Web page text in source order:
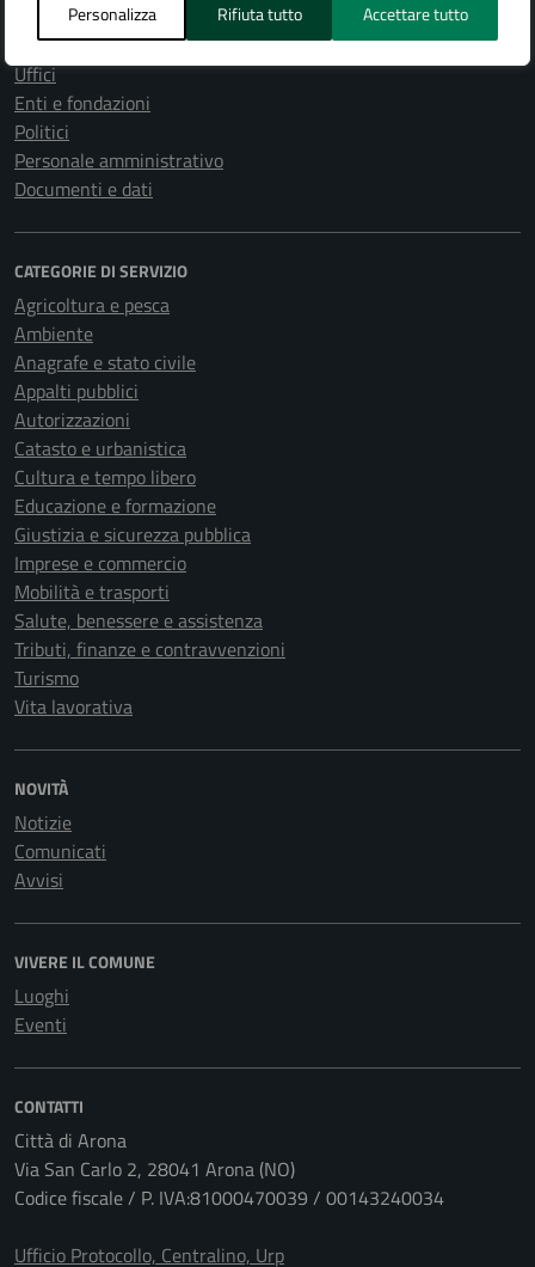
Personalizza Rifiuta tutto Accettare tutto
Organi di governo
Aree amministrative
Uffici
Enti e fondazioni
Politici
Personale amministrativo
Documenti e dati
CATEGORIE DI SERVIZIO
Agricoltura e pesca
Ambiente
Anagrafe e stato civile
Appalti pubblici
Autorizzazioni
Catasto e urbanistica
Cultura e tempo libero
Educazione e formazione
Giustizia e sicurezza pubblica
Imprese e commercio
Mobilità e trasporti
Salute, benessere e assistenza
Tributi, finanze e contravvenzioni
Turismo
Vita lavorativa
NOVITÀ
Notizie
Comunicati
Avvisi
VIVERE IL COMUNE
Luoghi
Eventi
CONTATTI
Città di Arona
Via San Carlo 2, 28041 Arona (NO)
Codice fiscale / P. IVA:81000470039 / 00143240034
Ufficio Protocollo, Centralino, Urp